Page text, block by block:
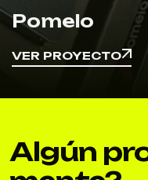
Pomelo
VER PROYECTO
VER PROYECTO
Algún